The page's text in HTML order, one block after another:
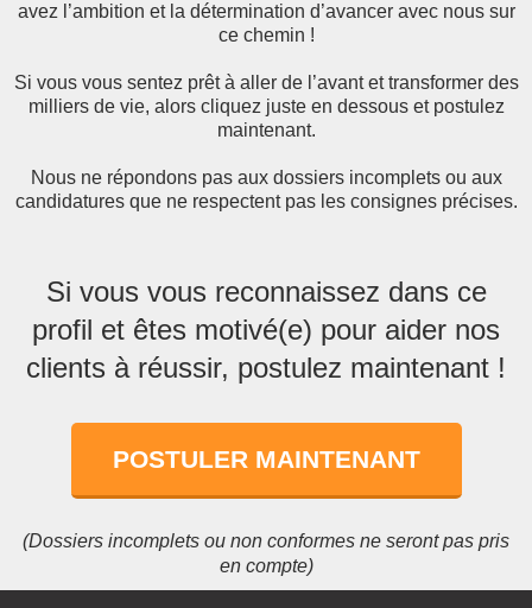
avez l’ambition et la détermination d’avancer avec nous sur
ce chemin !
Si vous vous sentez prêt à aller de l’avant et transformer des
milliers de vie, alors cliquez juste en dessous et postulez
maintenant.
Nous ne répondons pas aux dossiers incomplets ou aux
candidatures que ne respectent pas les consignes précises.
Si vous vous reconnaissez dans ce
profil et êtes motivé(e) pour aider nos
clients à réussir, postulez maintenant !
POSTULER MAINTENANT
(Dossiers incomplets ou non conformes ne seront pas pris
en compte)